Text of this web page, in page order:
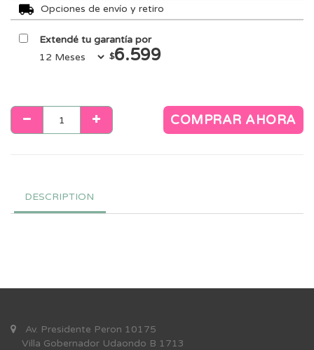
Opciones de envío y retiro
Extendé tu garantía por
$6.599
COMPRAR AHORA
DESCRIPTION
Av. Presidente Peron 10175
Villa Gobernador Udaondo B 1713